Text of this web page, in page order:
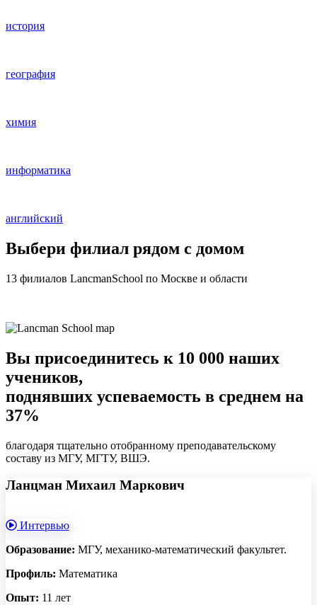
история
география
химия
информатика
английский
Выбери филиал рядом с домом
13 филиалов LancmanSchool по Москве и области
Вы присоединитесь к 10 000 наших
учеников,
поднявших успеваемость в среднем на
37%
благодаря тщательно отобранному преподавательскому
составу из МГУ, МГТУ, ВШЭ.
Ланцман Михаил Маркович
Интервью
Образование: МГУ, механико-математический факультет.
Профиль: Математика
Опыт: 11 лет